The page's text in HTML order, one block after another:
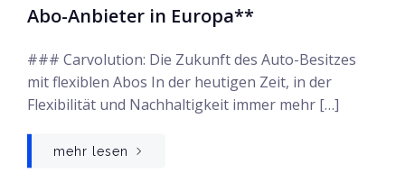
Abo-Anbieter in Europa**
### Carvolution: Die Zukunft des Auto-Besitzes
mit flexiblen Abos In der heutigen Zeit, in der
Flexibilität und Nachhaltigkeit immer mehr […]
mehr lesen